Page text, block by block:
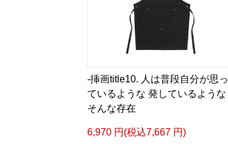
-挿画title10. 人は普段自分が思っ
ているような 発しているような
そんな存在
6,970 円(税込7,667 円)